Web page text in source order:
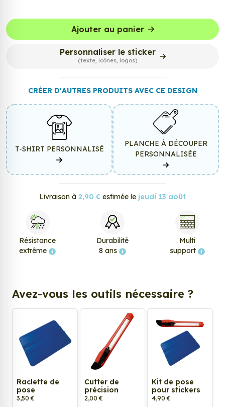
Ajouter au panier
Personnaliser le sticker
(texte, icônes, logos)
CRÉER D'AUTRES PRODUITS AVEC CE DESIGN
T-SHIRT PERSONNALISÉ
PLANCHE À DÉCOUPER
PERSONNALISÉE
Livraison à 2,90 € estimée le jeudi 13 août
Résistance
extrême
Durabilité
8 ans
Multi
support
Avez-vous les outils nécessaire ?
Raclette de
pose
3,50 €
Cutter de
précision
2,00 €
Kit de pose
pour stickers
4,90 €